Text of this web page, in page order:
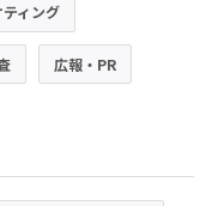
ィング
広報・PR